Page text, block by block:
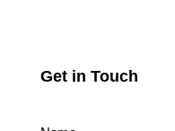
Get in Touch